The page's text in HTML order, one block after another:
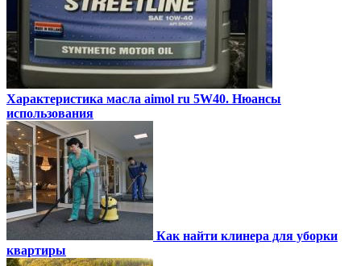
Характеристика масла aimol ru 5W40. Нюансы
использования
Как найти клинера для уборки
квартиры